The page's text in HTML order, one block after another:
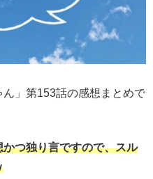
」第153話の感想まとめで
つ独り言ですので、スル